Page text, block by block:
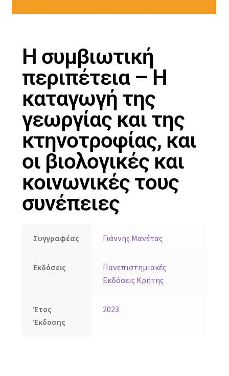
Η συμβιωτική
περιπέτεια – Η
καταγωγή της
γεωργίας και της
κτηνοτροφίας, και
οι βιολογικές και
κοινωνικές τους
συνέπειες
Συγγραφέας Γιάννης Μανέτας
Εκδόσεις
Πανεπιστημιακές
Εκδόσεις Κρήτης
Έτος
Έκδοσης
2023